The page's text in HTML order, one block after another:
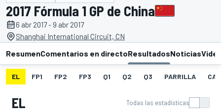
2017 Fórmula 1 GP de China
6 abr 2017 - 9 abr 2017
Shanghai International Circuit, CN
ResumenComentarios en directoResultadosNoticias
EL FP1 FP2 FP3 Q1 Q2 Q3 PARRILLA
EL Todas las estadísticas